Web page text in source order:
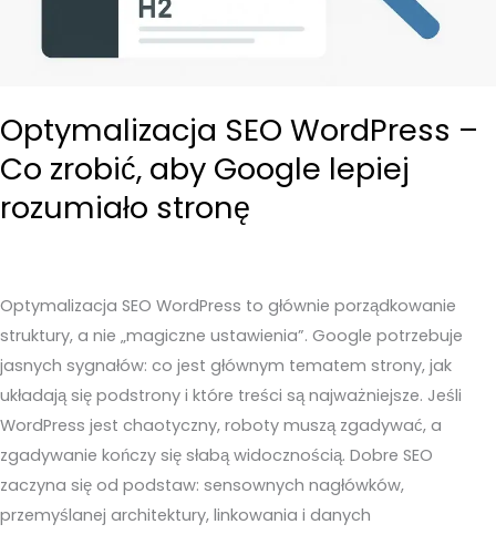
Optymalizacja SEO WordPress –
Co zrobić, aby Google lepiej
rozumiało stronę
Optymalizacja SEO WordPress to głównie porządkowanie
struktury, a nie „magiczne ustawienia”. Google potrzebuje
jasnych sygnałów: co jest głównym tematem strony, jak
układają się podstrony i które treści są najważniejsze. Jeśli
WordPress jest chaotyczny, roboty muszą zgadywać, a
zgadywanie kończy się słabą widocznością. Dobre SEO
zaczyna się od podstaw: sensownych nagłówków,
przemyślanej architektury, linkowania i danych